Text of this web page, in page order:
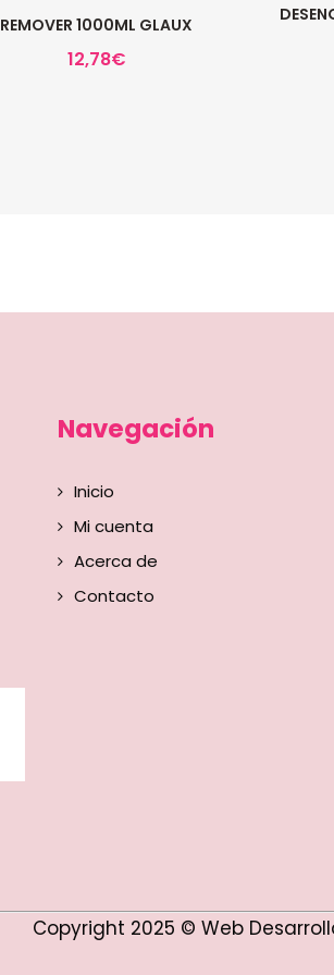
REMOVER 1000ML GLAUX
12,78€
Navegación
Inicio
Mi cuenta
Acerca de
Contacto
Copyright 2025 © Web